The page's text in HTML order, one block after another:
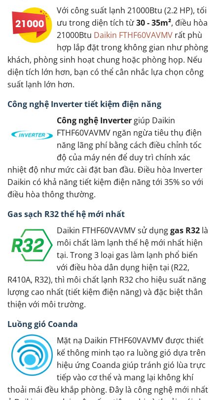
Với công suất lạnh 21000Btu (2.2 HP), tối
ưu trong diện tích từ30 - 35m², điều hòa
21000Btu Daikin FTHF60VAVMV rất phù
hợp lắp đặt trong không gian như phòng
khách, phòng sinh hoạt chung hoặc phòng họp. Nếu
diện tích lớn hơn, bạn có thể cân nhắc lựa chọn công
suất lạnh lớn hơn.
Công nghệ Inverter tiết kiệm điện năng
Công nghệ Inverter giúp Daikin
FTHF60VAVMV ngăn ngừa tiêu thụ điện
năng lãng phí bằng cách điều chỉnh tốc
độ của máy nén để duy trì chính xác
nhiệt độ như mức cài đặt ban đầu. Điều hòa Inverter
Daikin có khả năng tiết kiệm điện năng tới 35% so với
điều hòa thông thường.
Gas sạch R32 thế hệ mới nhất
Daikin FTHF60VAVMV sử dụnggas R32 là
môi chất làm lạnh thế hệ mới nhất hiện
tại. Trong 3 loại gas làm lạnh phổ biến
với điều hòa dân dụng hiện tại (R22,
R410A, R32), thì môi chất lạnh R32 cho hiệu suất năng
lượng cao nhất (tiết kiệm điện năng) và đặc biệt thân
thiện với môi trường.
Luồng gió Coanda
Mặt nạ Daikin FTHF60VAVMV được thiết
kế thông minh tạo ra luồng gió dựa trên
hiệu ứng Coanda giúp tránh gió lùa trực
tiếp vào cơ thể và mang lại không khí
thoải mái đều khắp phòng. Đây là công nghệ mới nhất